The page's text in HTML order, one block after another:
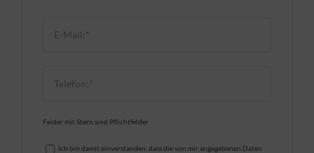
Felder mit Stern sind Pflichtfelder
Ich bin damit einverstanden, dass die von mir angegebenen Daten